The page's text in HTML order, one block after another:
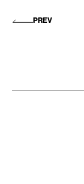
PREV